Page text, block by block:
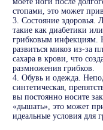
стопами, это может
3. Состояние здоровья.
такие как диабетики
грибковым инфекциям.
развиться микоз из-за
сахара в крови, что
размножения грибков.
4. Обувь и одежда.
синтетическая,
вы постоянно носите
«дышать», это может
идеальные условия для